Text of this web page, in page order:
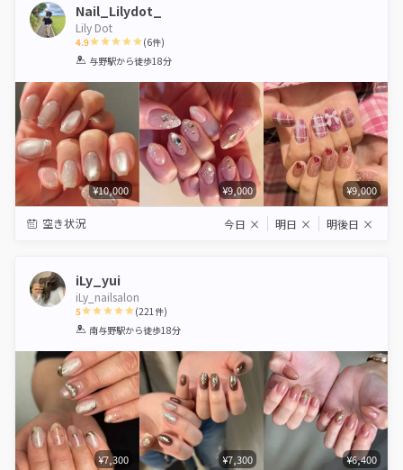
Nail_Lilydot_
Lily Dot
4.9
1 2 3 4 5
(6件)
与野駅から徒歩18分
¥10,000 ¥9,000 ¥9,000
空き状況 今日 × 明日 × 明後日 ×
iLy_yui
iLy_nailsalon
5
1 2 3 4 5
(221件)
南与野駅から徒歩18分
¥7,300 ¥7,300 ¥6,400